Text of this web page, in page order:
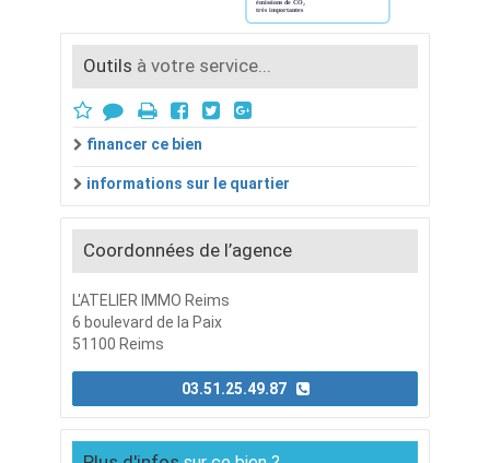
Outils à votre service...
financer ce bien
informations sur le quartier
Coordonnées de l’agence
L'ATELIER IMMO Reims
6 boulevard de la Paix
51100 Reims